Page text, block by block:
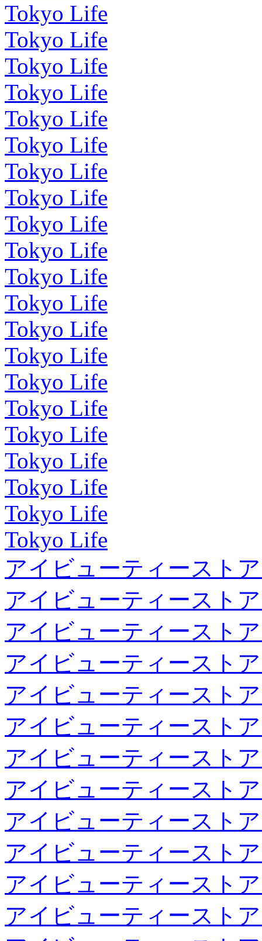
Tokyo Life
Tokyo Life
Tokyo Life
Tokyo Life
Tokyo Life
Tokyo Life
Tokyo Life
Tokyo Life
Tokyo Life
Tokyo Life
Tokyo Life
Tokyo Life
Tokyo Life
Tokyo Life
Tokyo Life
Tokyo Life
Tokyo Life
Tokyo Life
Tokyo Life
Tokyo Life
Tokyo Life
アイビューティースト
アイビューティースト
アイビューティースト
アイビューティースト
アイビューティースト
アイビューティースト
アイビューティースト
アイビューティースト
アイビューティースト
アイビューティースト
アイビューティースト
アイビューティースト